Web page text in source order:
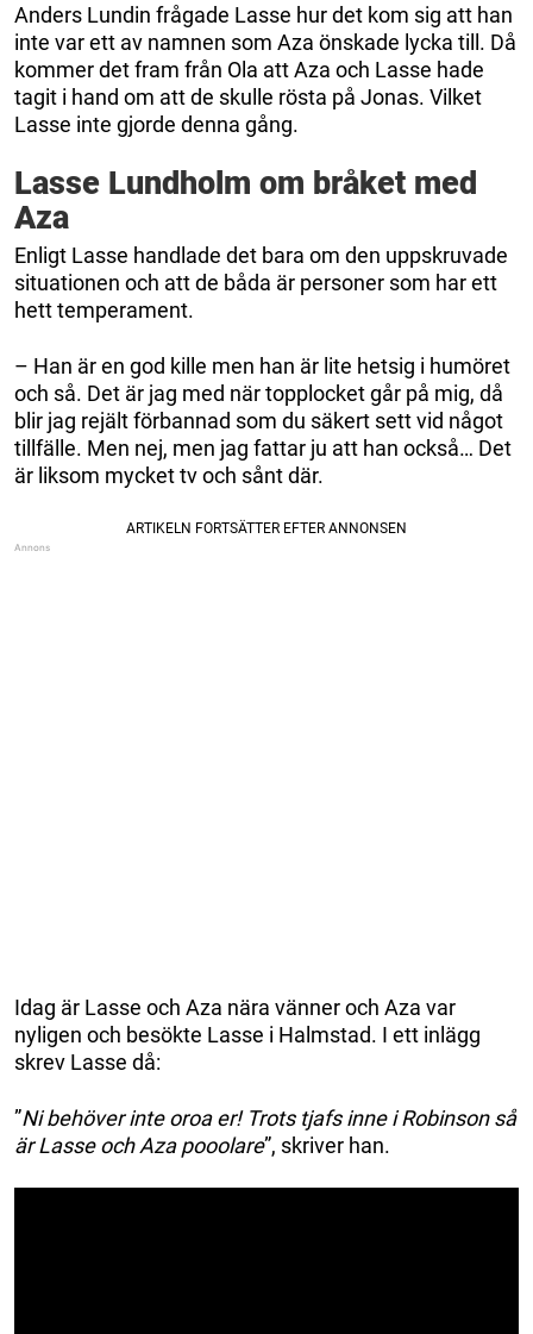
Anders Lundin frågade Lasse hur det kom sig att han
inte var ett av namnen som Aza önskade lycka till. Då
kommer det fram från Ola att Aza och Lasse hade
tagit i hand om att de skulle rösta på Jonas. Vilket
Lasse inte gjorde denna gång.
Lasse Lundholm om bråket med
Aza
Enligt Lasse handlade det bara om den uppskruvade
situationen och att de båda är personer som har ett
hett temperament.
– Han är en god kille men han är lite hetsig i humöret
och så. Det är jag med när topplocket går på mig, då
blir jag rejält förbannad som du säkert sett vid något
tillfälle. Men nej, men jag fattar ju att han också… Det
är liksom mycket tv och sånt där.
Idag är Lasse och Aza nära vänner och Aza var
nyligen och besökte Lasse i Halmstad. I ett inlägg
skrev Lasse då:
”Ni behöver inte oroa er! Trots tjafs inne i Robinson så
är Lasse och Aza pooolare”, skriver han.